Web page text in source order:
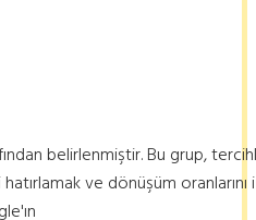
belirlenmiştir. Bu grup,
ve dönüşüm